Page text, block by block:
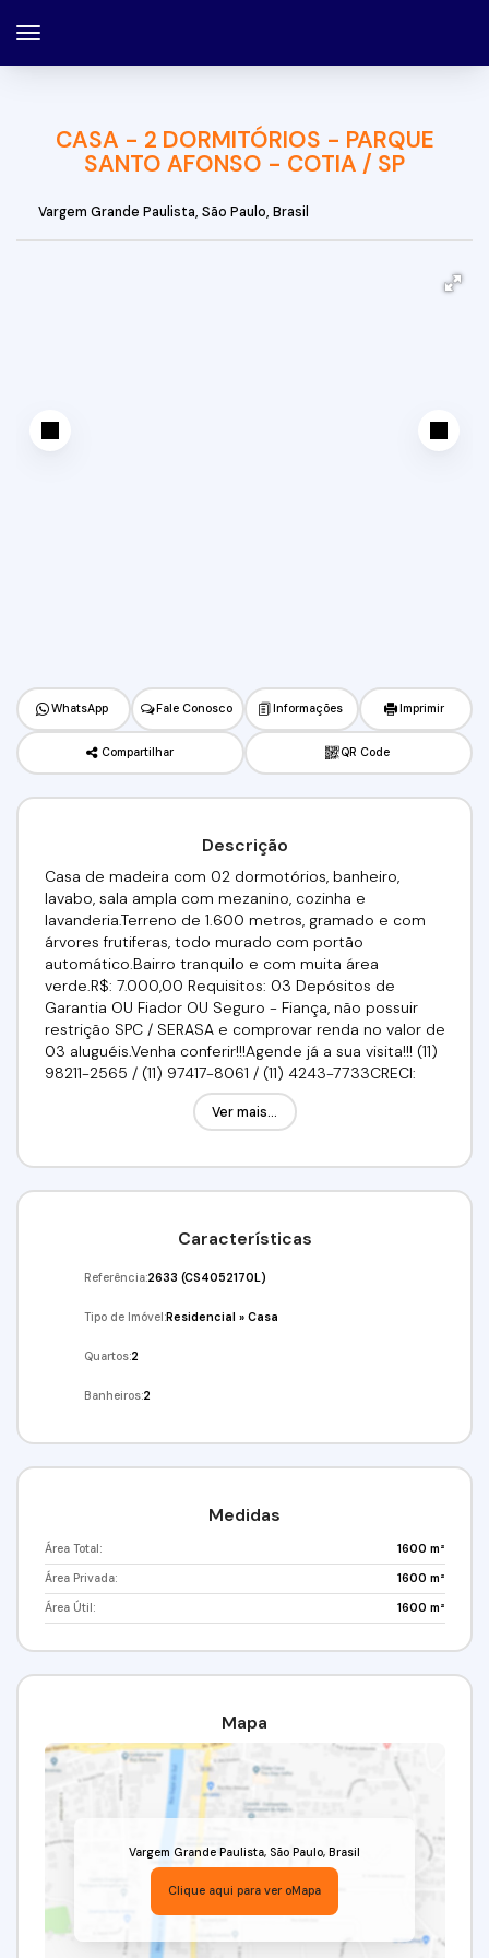
CASA - 2 DORMITÓRIOS - PARQUE
SANTO AFONSO - COTIA / SP
Vargem Grande Paulista, São Paulo, Brasil
WhatsApp Fale Conosco Informações Imprimir
Compartilhar QR Code
Descrição
Casa de madeira com 02 dormotórios, banheiro,
lavabo, sala ampla com mezanino, cozinha e
lavanderia.Terreno de 1.600 metros, gramado e com
árvores frutiferas, todo murado com portão
automático.Bairro tranquilo e com muita área
verde.R$: 7.000,00 Requisitos: 03 Depósitos de
Garantia OU Fiador OU Seguro - Fiança, não possuir
restrição SPC / SERASA e comprovar renda no valor de
03 aluguéis.Venha conferir!!!Agende já a sua visita!!! (11)
98211-2565 / (11) 97417-8061 / (11) 4243-7733CRECI:
Ver mais...
Características
Referência:2633 (CS4052170L)
Tipo de Imóvel:Residencial »Casa
Quartos:2
Banheiros:2
Medidas
Área Total: 1600 m²
Área Privada: 1600 m²
Área Útil: 1600 m²
Mapa
Vargem Grande Paulista, São Paulo, Brasil
Clique aqui para ver oMapa